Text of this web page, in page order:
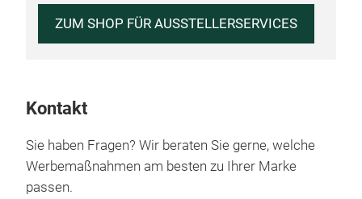
ZUM SHOP FÜR AUSSTELLERSERVICES
Kontakt
Sie haben Fragen? Wir beraten Sie gerne, welche
Werbemaßnahmen am besten zu Ihrer Marke
passen.